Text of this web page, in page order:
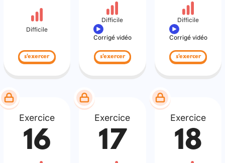
Difficile
s'exercer
Difficile
Corrigé vidéo
s'exercer
Difficile
Corrigé vidéo
s'exercer
Exercice
16
Exercice
17
Exercice
18